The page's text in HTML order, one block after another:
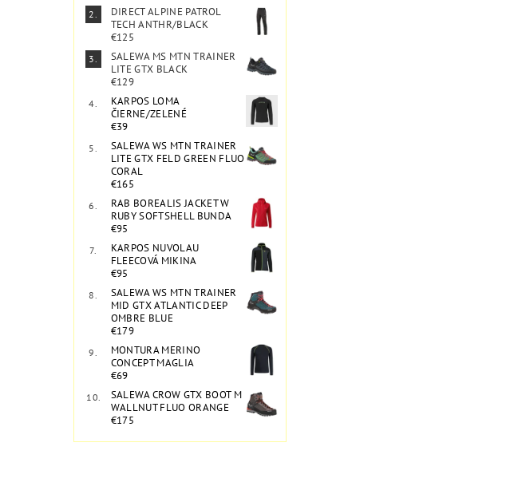
DIRECT ALPINE PATROL
TECH ANTHR/BLACK
€125
SALEWA MS MTN TRAINER
LITE GTX BLACK
€129
KARPOS LOMA
ČIERNE/ZELENÉ
€39
SALEWA WS MTN TRAINER
LITE GTX FELD GREEN FLUO
CORAL
€165
RAB BOREALIS JACKET W
RUBY SOFTSHELL BUNDA
€95
KARPOS NUVOLAU
FLEECOVÁ MIKINA
€95
SALEWA WS MTN TRAINER
MID GTX ATLANTIC DEEP
OMBRE BLUE
€179
MONTURA MERINO
CONCEPT MAGLIA
€69
SALEWA CROW GTX BOOT M
WALLNUT FLUO ORANGE
€175